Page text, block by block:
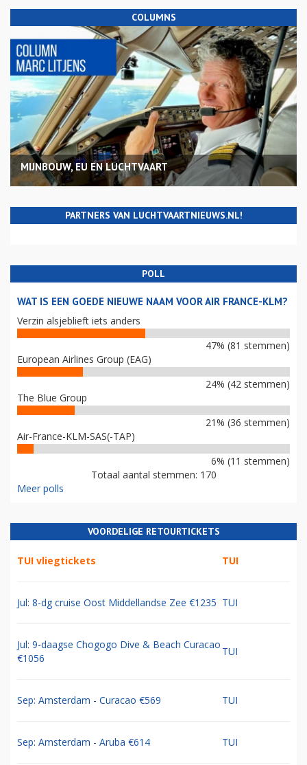
COLUMNS
MIJNBOUW, EU EN LUCHTVAART
PARTNERS VAN LUCHTVAARTNIEUWS.NL!
POLL
WAT IS EEN GOEDE NIEUWE NAAM VOOR AIR FRANCE-KLM?
Verzin alsjeblieft iets anders
47% (81 stemmen)
European Airlines Group (EAG)
24% (42 stemmen)
The Blue Group
21% (36 stemmen)
Air-France-KLM-SAS(-TAP)
6% (11 stemmen)
Totaal aantal stemmen: 170
Meer polls
VOORDELIGE RETOURTICKETS
TUI vliegtickets TUI
Jul: 8-dg cruise Oost Middellandse Zee €1235 TUI
Jul: 9-daagse Chogogo Dive & Beach Curacao
€1056
TUI
Sep: Amsterdam - Curacao €569 TUI
Sep: Amsterdam - Aruba €614 TUI